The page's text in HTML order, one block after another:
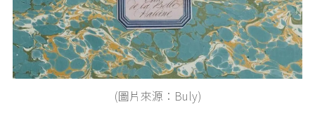
(圖片來源：Buly)